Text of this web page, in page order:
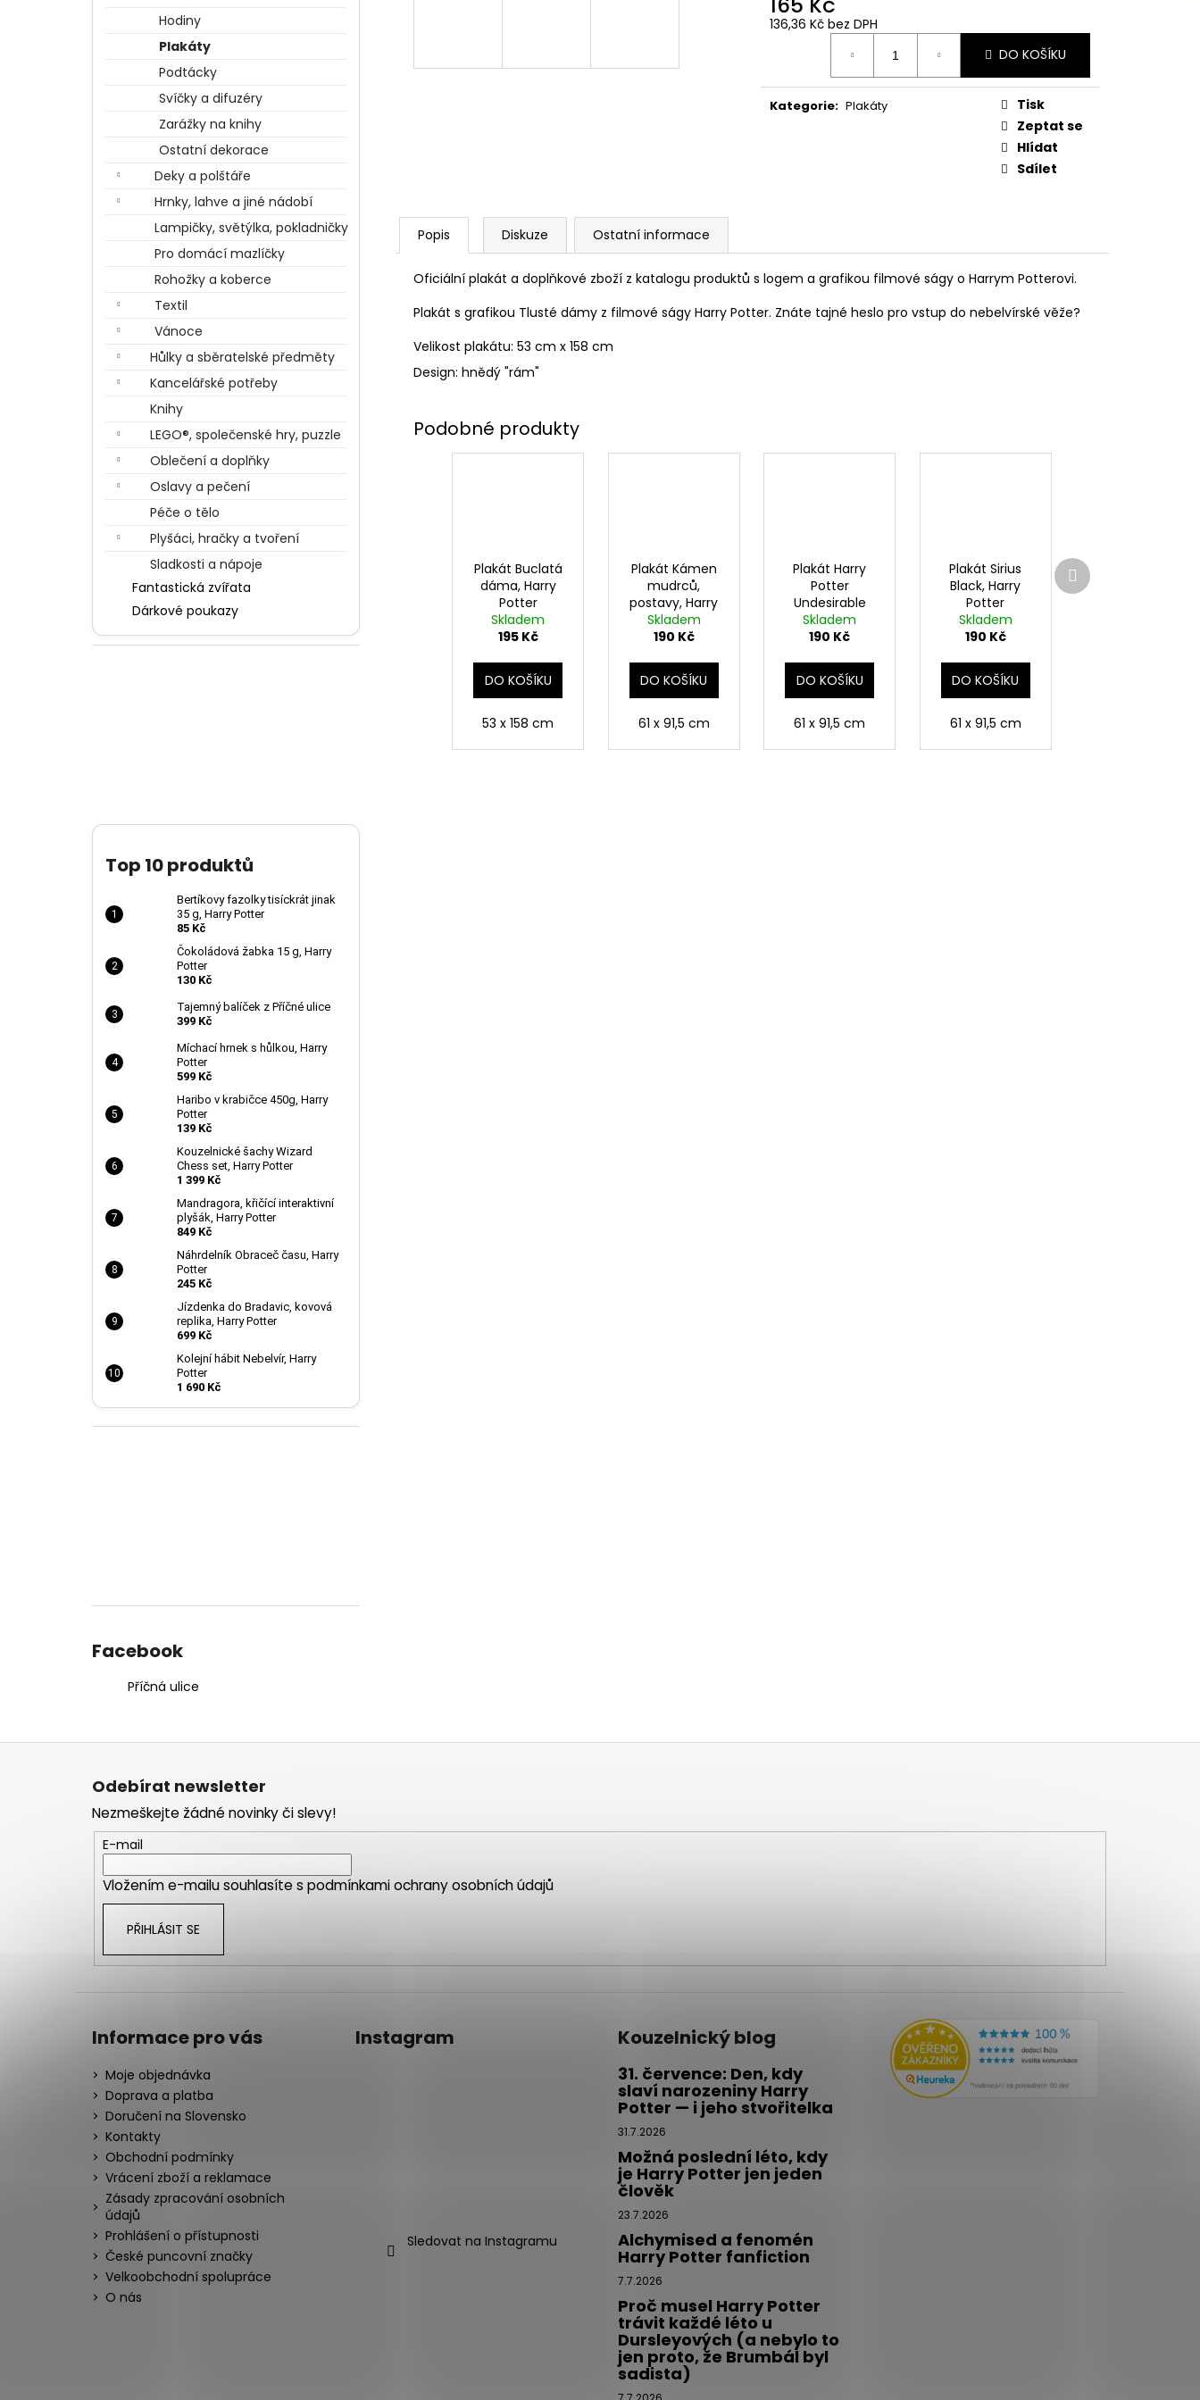
Hodiny
Plakáty
Podtácky
Svíčky a difuzéry
Zarážky na knihy
Ostatní dekorace
Deky a polštáře
Hrnky, lahve a jiné nádobí
Lampičky, světýlka, pokladničky
Pro domácí mazlíčky
Rohožky a koberce
Textil
Vánoce
Hůlky a sběratelské předměty
Kancelářské potřeby
Knihy
LEGO®, společenské hry, puzzle
Oblečení a doplňky
Oslavy a pečení
Péče o tělo
Plyšáci, hračky a tvoření
Sladkosti a nápoje
Fantastická zvířata
Dárkové poukazy
Top 10 produktů
Bertíkovy fazolky tisíckrát jinak
35 g, Harry Potter
85 Kč
Čokoládová žabka 15 g, Harry
Potter
130 Kč
Tajemný balíček z Příčné ulice
399 Kč
Míchací hrnek s hůlkou, Harry
Potter
599 Kč
Haribo v krabičce 450g, Harry
Potter
139 Kč
Kouzelnické šachy Wizard
Chess set, Harry Potter
1 399 Kč
Mandragora, křičící interaktivní
plyšák, Harry Potter
849 Kč
Náhrdelník Obraceč času, Harry
Potter
245 Kč
Jízdenka do Bradavic, kovová
replika, Harry Potter
699 Kč
Kolejní hábit Nebelvír, Harry
Potter
1 690 Kč
Facebook
Příčná ulice
136,36 Kč bez DPH
DO KOŠÍKU
Kategorie: Plakáty
Tisk
Zeptat se
Hlídat
Sdílet
Popis Diskuze Ostatní informace
Oficiální plakát a doplňkové zboží z katalogu produktů s logem a grafikou filmové ságy o Harrym Potterovi.
Plakát s grafikou Tlusté dámy z filmové ságy Harry Potter. Znáte tajné heslo pro vstup do nebelvírské věže?
Velikost plakátu: 53 cm x 158 cm
Design: hnědý "rám"
Plakát Buclatá
dáma, Harry
Potter
Skladem
195 Kč
DO KOŠÍKU
53 x 158 cm
Plakát Kámen
mudrců,
postavy, Harry
Potter
Skladem
190 Kč
DO KOŠÍKU
61 x 91,5 cm
Plakát Harry
Potter
Undesirable
Skladem
190 Kč
DO KOŠÍKU
61 x 91,5 cm
Plakát Sirius
Black, Harry
Potter
Skladem
190 Kč
DO KOŠÍKU
61 x 91,5 cm
Další
produkt
BERTÍKOVY FAZOLKY TISÍCKRÁT JINAK
35 G, HARRY POTTER
TAJEMNÝ BALÍČEK Z PŘÍČNÉ ULICE
Odebírat newsletter
Nezmeškejte žádné novinky či slevy!
E-mail
Vložením e-mailu souhlasíte s podmínkami ochrany osobních údajů
PŘIHLÁSIT SE
Informace pro vás
Moje objednávka
Doprava a platba
Doručení na Slovensko
Kontakty
Obchodní podmínky
Vrácení zboží a reklamace
Zásady zpracování osobních
údajů
Prohlášení o přístupnosti
České puncovní značky
Velkoobchodní spolupráce
O nás
Instagram
Sledovat na Instagramu
Kouzelnický blog
31. července: Den, kdy
slaví narozeniny Harry
Potter — i jeho stvořitelka
31.7.2026
Možná poslední léto, kdy
je Harry Potter jen jeden
člověk
23.7.2026
Alchymised a fenomén
Harry Potter fanfiction
7.7.2026
Proč musel Harry Potter
trávit každé léto u
Dursleyových (a nebylo to
jen proto, že Brumbál byl
sadista)